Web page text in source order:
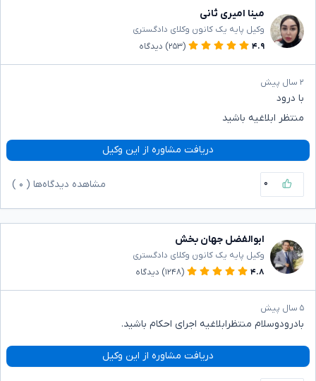
مینا امیری ثانی
وکیل پایه یک کانون وکلای دادگستری
۴.۹
(۲۵۳) دیدگاه
۲ سال پیش
با درود
منتظر ابلاغیه باشید
دریافت مشاوره از این وکیل
۰ مشاهده دیدگاه‌ها ( ۰
ابوالفضل جهان بخش
وکیل پایه یک کانون وکلای دادگستری
۴.۸
(۱۲۴۸) دیدگاه
۵ سال پیش
بادرودوسلام منتظرابلاغیه اجرای احکام باشید.
دریافت مشاوره از این وکیل